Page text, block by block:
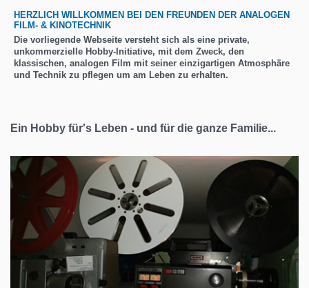
HERZLICH WILLKOMMEN BEI DEN FREUNDEN DER ANALOGEN
FILM- & KINOTECHNIK
Die vorliegende Webseite versteht sich als eine private,
unkommerzielle Hobby-Initiative, mit dem Zweck, den
klassischen, analogen Film mit seiner einzigartigen Atmosphäre
und Technik zu pflegen um am Leben zu erhalten.
Ein Hobby für's Leben - und für die ganze Familie...